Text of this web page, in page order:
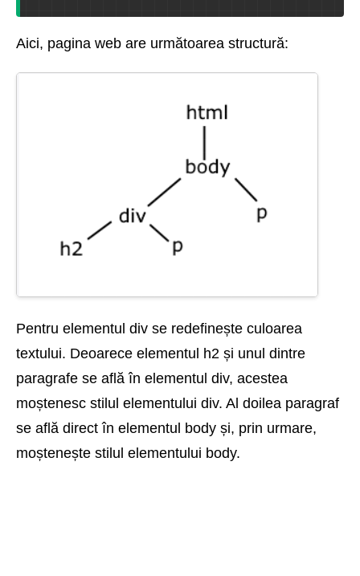
Aici, pagina web are următoarea structură:
Pentru elementul div se redefinește culoarea
textului. Deoarece elementul h2 și unul dintre
paragrafe se află în elementul div, acestea
moștenesc stilul elementului div. Al doilea paragraf
se află direct în elementul body și, prin urmare,
moștenește stilul elementului body.